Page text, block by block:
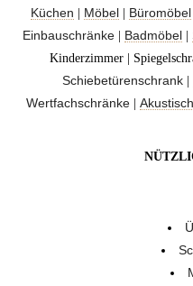
Küchen Möbel Büromöbel
Einbauschränke Badmöbel
Kinderzimmer |
Schiebetürenschrank|
Wertfachschränke